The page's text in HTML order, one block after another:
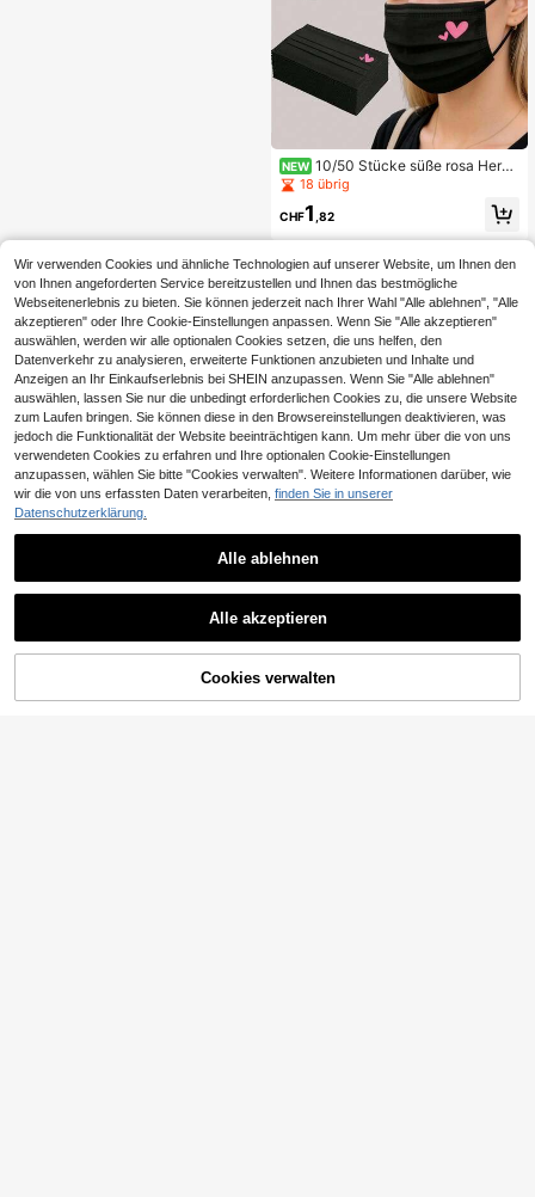
NEW 10/50 Stücke süße rosa Herz-
Muster Gesichtsmasken - elastisch
net für Frauen und Teenager, wasch
n, Valentinstag Outfit
18 übrig
CHF1 ,82
ZUM WARENKORB HINZUFÜGEN
Wir verwenden Cookies und ähnliche Technologien auf unserer Website, um Ihnen den
von Ihnen angeforderten Service bereitzustellen und Ihnen das bestmögliche
Webseitenerlebnis zu bieten. Sie können jederzeit nach Ihrer Wahl "Alle ablehnen", "Alle
akzeptieren" oder Ihre Cookie-Einstellungen anpassen. Wenn Sie "Alle akzeptieren"
auswählen, werden wir alle optionalen Cookies setzen, die uns helfen, den
Datenverkehr zu analysieren, erweiterte Funktionen anzubieten und Inhalte und
Anzeigen an Ihr Einkaufserlebnis bei SHEIN anzupassen. Wenn Sie "Alle ablehnen"
auswählen, lassen Sie nur die unbedingt erforderlichen Cookies zu, die unsere Website
zum Laufen bringen. Sie können diese in den Browsereinstellungen deaktivieren, was
jedoch die Funktionalität der Website beeinträchtigen kann. Um mehr über die von uns
verwendeten Cookies zu erfahren und Ihre optionalen Cookie-Einstellungen
anzupassen, wählen Sie bitte "Cookies verwalten". Weitere Informationen darüber, wie
wir die von uns erfassten Daten verarbeiten, finden Sie in unserer
Datenschutzerklärung.
Alle ablehnen
Alle akzeptieren
Cookies verwalten